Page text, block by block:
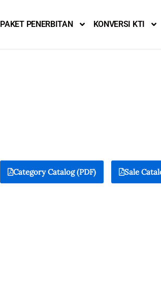
PAKET PENERBITAN KONVERSI KTI
Category Catalog (PDF) Sale